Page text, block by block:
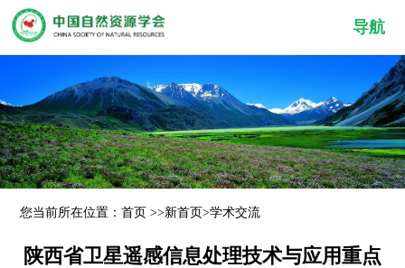
导航
您当前所在位置：首页 >>新首页>学术交流
陕西省卫星遥感信息处理技术与应用重点